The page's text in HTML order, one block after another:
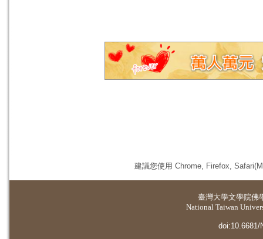
建議您使用 Chrome, Firefox,
臺灣大學文學院佛
National Taiwan
doi:10.6681/